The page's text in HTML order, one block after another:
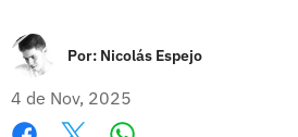
Por: Nicolás Espejo
4 de Nov, 2025